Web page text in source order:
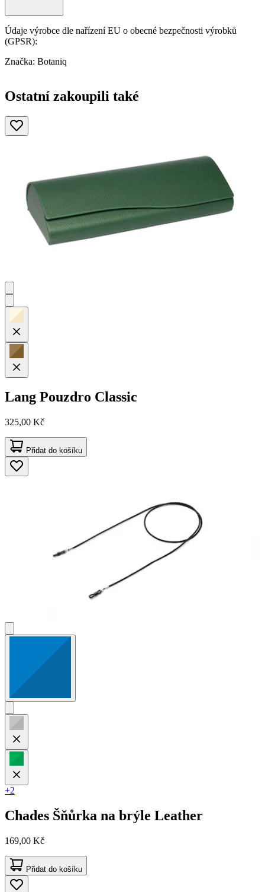
Údaje výrobce dle nařízení EU o obecné bezpečnosti výrobků
(GPSR):
Značka: Botaniq
Ostatní zakoupili také
Lang Pouzdro Classic
325,00 Kč
Přidat do košíku
+2
Chades Šňůrka na brýle Leather
169,00 Kč
Přidat do košíku